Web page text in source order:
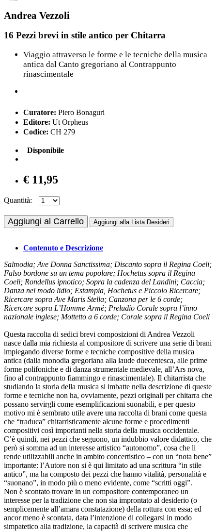
Andrea Vezzoli
16 Pezzi brevi in stile antico per Chitarra
Viaggio attraverso le forme e le tecniche della musica
antica dal Canto gregoriano al Contrappunto
rinascimentale
Curatore: Piero Bonaguri
Editore: Ut Orpheus
Codice: CH 279
Disponibile
€ 11,95
Quantità:
Aggiungi al Carrello Aggiungi alla Lista Desideri
Contenuto e Descrizione
Salmodia; Ave Donna Sanctissima; Discanto sopra il Regina Coeli;
Falso bordone su un tema popolare; Hochetus sopra il Regina
Coeli; Rondellus ipnotico; Sopra la cadenza del Landini; Caccia;
Danza nel modo lidio; Estampia, Hochetus e Piccolo Ricercare;
Ricercare sopra Ave Maris Stella; Canzona per le 6 corde;
Ricercare sopra L’Homme Armé; Preludio Corale sopra l’inno
nazionale inglese; Mottetto a 6 corde; Corale sopra il Regina Coeli
Questa raccolta di sedici brevi composizioni di Andrea Vezzoli
nasce dalla mia richiesta al compositore di scrivere una serie di brani
impiegando diverse forme e tecniche compositive della musica
antica (dalla monodia gregoriana alla laude duecentesca, alle prime
forme polifoniche e di danza strumentale medievale, all’Ars nova,
fino al contrappunto fiammingo e rinascimentale). Il chitarrista che
studiando la storia della musica si imbatte nella descrizione di queste
forme e tecniche non ha, ovviamente, pezzi originali per chitarra che
possano servirgli come esemplificazioni suonabili, e per questo
motivo mi è sembrato utile avere una raccolta di brani come questa
che “traduca” chitarristicamente alcune forme e procedimenti
compositivi così importanti nella storia della musica occidentale.
C’è quindi, nei pezzi che seguono, un indubbio valore didattico, che
però si somma ad un interesse artistico “autonomo”, cosa che li
rende utilizzabili anche in ambito concertistico – con un “nota bene”
importante: l’Autore non si è qui limitato ad una scrittura “in stile
antico”, ma ha composto dei pezzi che hanno vitalità, personalità e
“suonano”, in modo più o meno evidente, come “scritti oggi”.
Non è scontato trovare in un compositore contemporaneo un
interesse per la tradizione che non sia improntato al desiderio (o
semplicemente all’amara constatazione) della rottura con essa; ed
ancor meno è scontata, data l’intenzione di collegarsi in modo
simpatetico alla tradizione, la capacità di scrivere musica che